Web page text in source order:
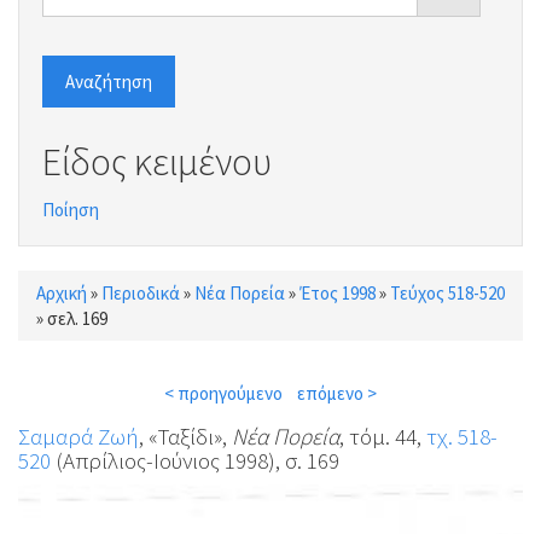
Αναζήτηση
Είδος κειμένου
Ποίηση
Είστε εδώ
Αρχική » Περιοδικά » Νέα Πορεία »Έτος 1998» Τεύχος 518-520
»σελ. 169
< προηγούμενο επόμενο >
Σαμαρά Ζωή, «Ταξίδι», Νέα Πορεία, τόμ. 44, τχ. 518-
520 (Απρίλιος-Ιούνιος 1998), σ. 169